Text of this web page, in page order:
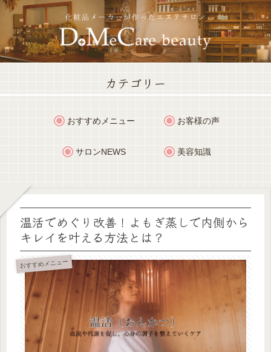
カテゴリー
おすすめメニュー お客様の声
サロンNEWS 美容知識
温活でめぐり改善！よもぎ蒸しで内側から
キレイを叶える方法とは？
おすすめメニュー